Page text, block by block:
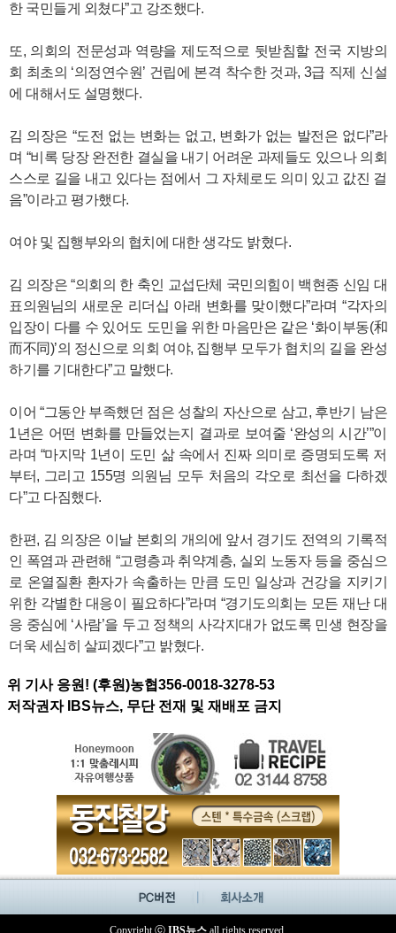
한 국민들게 외쳤다”고 강조했다.
또, 의회의 전문성과 역량을 제도적으로 뒷받침할 전국 지방의
회 최초의 ‘의정연수원’ 건립에 본격 착수한 것과, 3급 직제 신설
에 대해서도 설명했다.
김 의장은 “도전 없는 변화는 없고, 변화가 없는 발전은 없다”라
며 “비록 당장 완전한 결실을 내기 어려운 과제들도 있으나 의회
스스로 길을 내고 있다는 점에서 그 자체로도 의미 있고 값진 걸
음”이라고 평가했다.
여야 및 집행부와의 협치에 대한 생각도 밝혔다.
김 의장은 “의회의 한 축인 교섭단체 국민의힘이 백현종 신임 대
표의원님의 새로운 리더십 아래 변화를 맞이했다”라며 “각자의
입장이 다를 수 있어도 도민을 위한 마음만은 같은 ‘화이부동(和
而不同)’의 정신으로 의회 여야, 집행부 모두가 협치의 길을 완성
하기를 기대한다”고 말했다.
이어 “그동안 부족했던 점은 성찰의 자산으로 삼고, 후반기 남은
1년은 어떤 변화를 만들었는지 결과로 보여줄 ‘완성의 시간’”이
라며 “마지막 1년이 도민 삶 속에서 진짜 의미로 증명되도록 저
부터, 그리고 155명 의원님 모두 처음의 각오로 최선을 다하겠
다”고 다짐했다.
한편, 김 의장은 이날 본회의 개의에 앞서 경기도 전역의 기록적
인 폭염과 관련해 “고령층과 취약계층, 실외 노동자 등을 중심으
로 온열질환 환자가 속출하는 만큼 도민 일상과 건강을 지키기
위한 각별한 대응이 필요하다”라며 “경기도의회는 모든 재난 대
응 중심에 ‘사람’을 두고 정책의 사각지대가 없도록 민생 현장을
더욱 세심히 살피겠다”고 밝혔다.
위 기사 응원! (후원)농협356-0018-3278-53
저작권자 IBS뉴스, 무단 전재 및 재배포 금지
Copyright ⓒ IBS뉴스 all rights reserved.